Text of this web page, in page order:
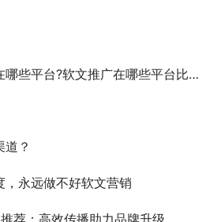
平台?软文推广在哪些平台比较合适?
？
永远做不好软文营销
荐：高效传播助力品牌升级